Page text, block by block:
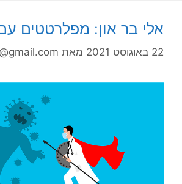
אלי בר און: מפלרטטים
22 באוגוסט 2021 מאת